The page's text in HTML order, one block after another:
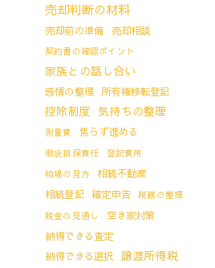
売却判断の材料
売却前の準備 売却相談
契約書の確認ポイント
家族との話し合い
感情の整理 所有権移転登記
控除制度 気持ちの整理
測量費 焦らず進める
瑕疵担保責任
登記費用
相場の見方
相続不動産
相続登記 確定申告
税務の整理
税金の見通し
空き家対策
納得できる査定
納得できる選択
譲渡所得税